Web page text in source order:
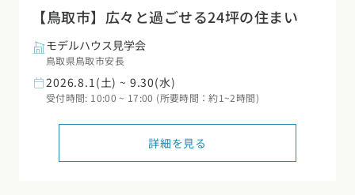
【鳥取市】広々と過ごせる24坪の住まい
モデルハウス見学会
鳥取県鳥取市安長
2026.8.1(土) ~ 9.30(水)
受付時間: 10:00 ~ 17:00 (所要時間：約1~2時間)
詳細を見る